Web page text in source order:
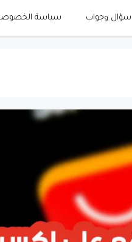
سؤال وجواب سياسة